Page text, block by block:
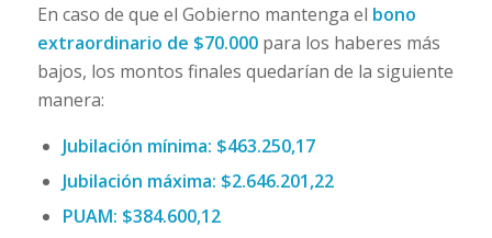
En caso de que el Gobierno mantenga el bono
extraordinario de $70.000para los haberes más
bajos, los montos finales quedarían de la siguiente
manera:
Jubilación mínima: $463.250,17
Jubilación máxima: $2.646.201,22
PUAM: $384.600,12